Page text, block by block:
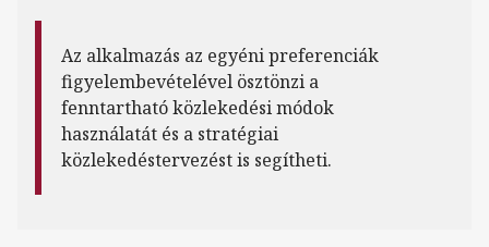
Az alkalmazás az egyéni preferenciák
figyelembevételével ösztönzi a
fenntartható közlekedési módok
használatát és a stratégiai
közlekedéstervezést is segítheti.